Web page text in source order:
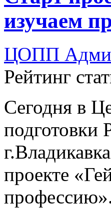
изуча­ем
ЦОПП
Рейтинг
Сегодня в
проекте